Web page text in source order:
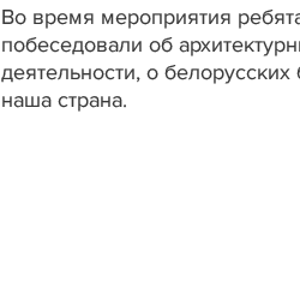
Во время мероприятия
побеседовали об
деятельности, о
наша страна.